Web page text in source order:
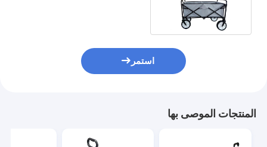
استمر
المنتجات الموصى بها